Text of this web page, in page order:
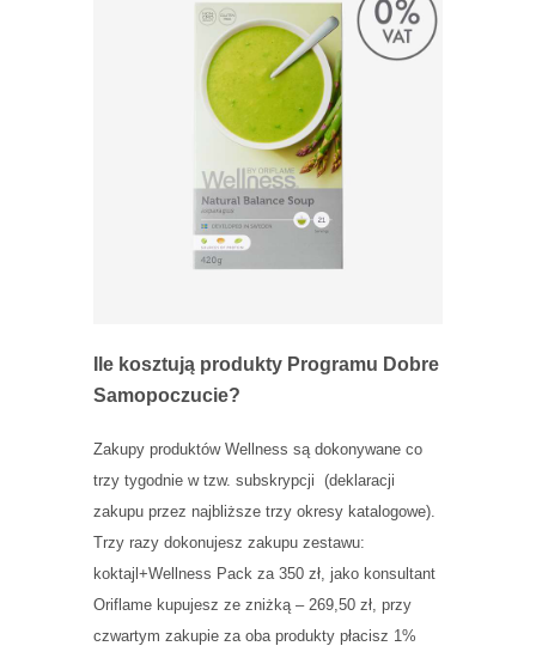
Ile kosztują produkty Programu Dobre
Samopoczucie?
Zakupy produktów Wellness są dokonywane co
trzy tygodnie w tzw. subskrypcji (deklaracji
zakupu przez najbliższe trzy okresy katalogowe).
Trzy razy dokonujesz zakupu zestawu:
koktajl+Wellness Pack za 350 zł, jako konsultant
Oriflame kupujesz ze zniżką – 269,50 zł, przy
czwartym zakupie za oba produkty płacisz 1%